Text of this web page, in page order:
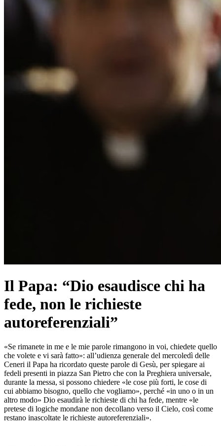
Il Papa: “Dio esaudisce chi ha
fede, non le richieste
autoreferenziali”
«Se rimanete in me e le mie parole rimangono in voi, chiedete quello
che volete e vi sarà fatto»: all’udienza generale del mercoledì delle
Ceneri il Papa ha ricordato queste parole di Gesù, per spiegare ai
fedeli presenti in piazza San Pietro che con la Preghiera universale,
durante la messa, si possono chiedere «le cose più forti, le cose di
cui abbiamo bisogno, quello che vogliamo», perché «in uno o in un
altro modo» Dio esaudirà le richieste di chi ha fede, mentre «le
pretese di logiche mondane non decollano verso il Cielo, così come
restano inascoltate le richieste autoreferenziali».